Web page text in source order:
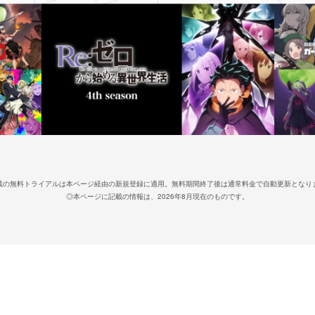
無料トライアルは本ページ経由の新規登録に適用。無料期間終了後は通常料金で自動更新となり
◎本ページに記載の情報は、2026年8月現在のものです。